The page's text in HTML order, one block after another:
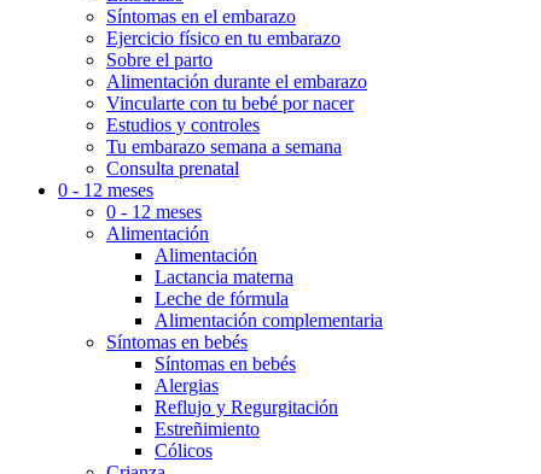
Síntomas en el embarazo
Ejercicio físico en tu embarazo
Sobre el parto
Alimentación durante el embarazo
Vincularte con tu bebé por nacer
Estudios y controles
Tu embarazo semana a semana
Consulta prenatal
0 - 12 meses
0 - 12 meses
Alimentación
Alimentación
Lactancia materna
Leche de fórmula
Alimentación complementaria
Síntomas en bebés
Síntomas en bebés
Alergias
Reflujo y Regurgitación
Estreñimiento
Cólicos